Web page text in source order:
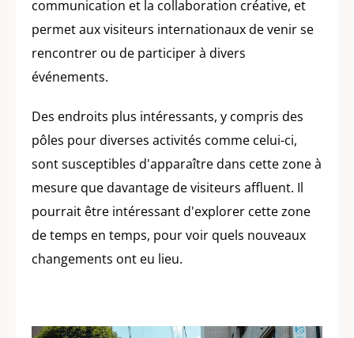
communication et la collaboration créative, et
permet aux visiteurs internationaux de venir se
rencontrer ou de participer à divers
événements.
Des endroits plus intéressants, y compris des
pôles pour diverses activités comme celui-ci,
sont susceptibles d'apparaître dans cette zone à
mesure que davantage de visiteurs affluent. Il
pourrait être intéressant d'explorer cette zone
de temps en temps, pour voir quels nouveaux
changements ont eu lieu.